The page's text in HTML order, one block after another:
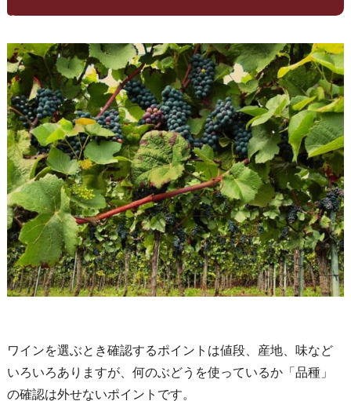
ワインを選ぶとき確認するポイントは値段、産地、味など
いろいろありますが、何のぶどうを使っているか「品種」
の確認は外せないポイントです。